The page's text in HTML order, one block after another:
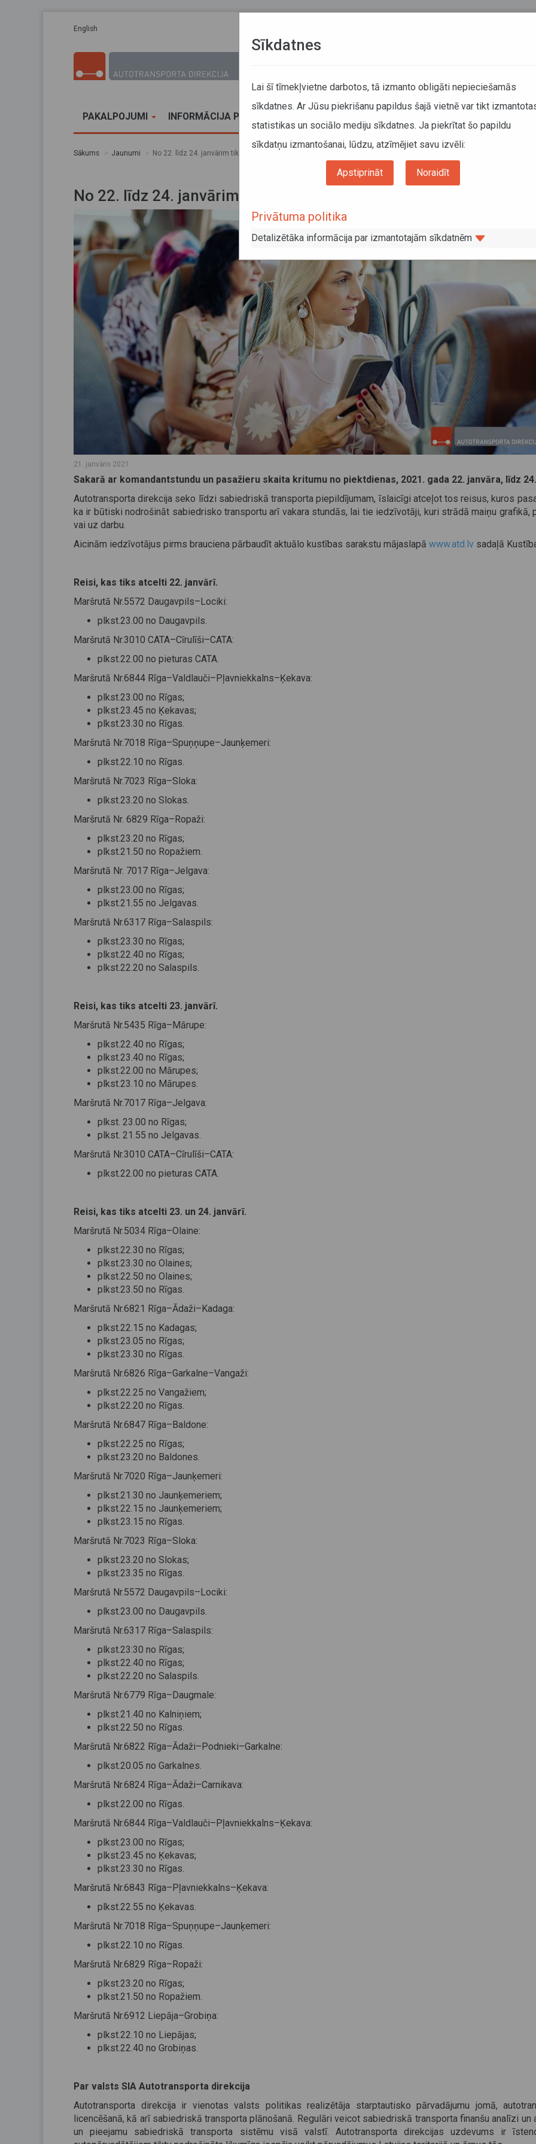
English
PAKALPOJUMI INFORMĀCIJA PĀRVADĀTĀJIEM
Sākums Jaunumi No 22. līdz 24. janvārim tiks atcelti 40 reģionālo maršrutu reisi
No 22. līdz 24. janvārim tiks atcelti 40 reģionālo maršrutu reisi
21. janvāris 2021
Sakarā ar komandantstundu un pasažieru skaita kritumu no piektdienas, 2021. gada 22. janvāra, līdz
Autotransporta direkcija seko līdzi sabiedriskā transporta piepildījumam, īslaicīgi atceļot tos reisus, kuros
ka ir būtiski nodrošināt sabiedrisko transportu arī vakara stundās, lai tie iedzīvotāji, kuri strādā maiņu grafikā,
vai uz darbu.
Aicinām iedzīvotājus pirms brauciena pārbaudīt aktuālo kustības sarakstu mājaslapā www.atd.lv sadaļā
Reisi, kas tiks atcelti 22. janvārī.
Maršrutā Nr.5572 Daugavpils–Lociki:
plkst.23.00 no Daugavpils.
Maršrutā Nr.3010 CATA–Cīrulīši–CATA:
plkst.22.00 no pieturas CATA.
Maršrutā Nr.6844 Rīga–Valdlauči–Pļavniekkalns–Ķekava:
plkst.23.00 no Rīgas;
plkst.23.45 no Ķekavas;
plkst.23.30 no Rīgas.
Maršrutā Nr.7018 Rīga–Spuņņupe–Jaunķemeri:
plkst.22.10 no Rīgas.
Maršrutā Nr.7023 Rīga–Sloka:
plkst.23.20 no Slokas.
Maršrutā Nr. 6829 Rīga–Ropaži:
plkst.23.20 no Rīgas;
plkst.21.50 no Ropažiem.
Maršrutā Nr. 7017 Rīga–Jelgava:
plkst.23.00 no Rīgas;
plkst.21.55 no Jelgavas.
Maršrutā Nr.6317 Rīga–Salaspils:
plkst.23.30 no Rīgas;
plkst.22.40 no Rīgas;
plkst.22.20 no Salaspils.
Reisi, kas tiks atcelti 23. janvārī.
Maršrutā Nr.5435 Rīga–Mārupe:
plkst.22.40 no Rīgas;
plkst.23.40 no Rīgas;
plkst.22.00 no Mārupes;
plkst.23.10 no Mārupes.
Maršrutā Nr.7017 Rīga–Jelgava:
plkst. 23.00 no Rīgas;
plkst. 21.55 no Jelgavas.
Maršrutā Nr.3010 CATA–Cīrulīši–CATA:
plkst.22.00 no pieturas CATA.
Reisi, kas tiks atcelti 23. un 24. janvārī.
Maršrutā Nr.5034 Rīga–Olaine:
plkst.22.30 no Rīgas;
plkst.23.30 no Olaines;
plkst.22.50 no Olaines;
plkst.23.50 no Rīgas.
Maršrutā Nr.6821 Rīga–Ādaži–Kadaga:
plkst.22.15 no Kadagas;
plkst.23.05 no Rīgas;
plkst.23.30 no Rīgas.
Maršrutā Nr.6826 Rīga–Garkalne–Vangaži:
plkst.22.25 no Vangažiem;
plkst.22.20 no Rīgas.
Maršrutā Nr.6847 Rīga–Baldone:
plkst.22.25 no Rīgas;
plkst.23.20 no Baldones.
Maršrutā Nr.7020 Rīga–Jaunķemeri:
plkst.21.30 no Jaunķemeriem;
plkst.22.15 no Jaunķemeriem;
plkst.23.15 no Rīgas.
Maršrutā Nr.7023 Rīga–Sloka:
plkst.23.20 no Slokas;
plkst.23.35 no Rīgas.
Maršrutā Nr.5572 Daugavpils–Lociki:
plkst.23.00 no Daugavpils.
Maršrutā Nr.6317 Rīga–Salaspils:
plkst.23:30 no Rīgas;
plkst.22.40 no Rīgas;
plkst.22.20 no Salaspils.
Maršrutā Nr.6779 Rīga–Daugmale:
plkst.21.40 no Kalniņiem;
plkst.22.50 no Rīgas.
Maršrutā Nr.6822 Rīga–Ādaži–Podnieki–Garkalne:
plkst.20.05 no Garkalnes.
Maršrutā Nr.6824 Rīga–Ādaži–Carnikava:
plkst.22.00 no Rīgas.
Maršrutā Nr.6844 Rīga–Valdlauči–Pļavniekkalns–Ķekava:
plkst.23.00 no Rīgas;
plkst.23.45 no Ķekavas;
plkst.23.30 no Rīgas.
Maršrutā Nr.6843 Rīga–Pļavniekkalns–Ķekava:
plkst.22.55 no Ķekavas.
Maršrutā Nr.7018 Rīga–Spuņņupe–Jaunķemeri:
plkst.22.10 no Rīgas.
Maršrutā Nr.6829 Rīga–Ropaži:
plkst.23.20 no Rīgas;
plkst.21.50 no Ropažiem.
Maršrutā Nr.6912 Liepāja–Grobiņa:
plkst.22.10 no Liepājas;
plkst.22.40 no Grobiņas.
Par valsts SIA Autotransporta direkcija
Autotransporta direkcija ir vienotas valsts politikas realizētāja starptautisko pārvadājumu jomā,
licencēšanā, kā arī sabiedriskā transporta plānošanā. Regulāri veicot sabiedriskā transporta finanšu analīzi un
un pieejamu sabiedriskā transporta sistēmu visā valstī. Autotransporta direkcijas uzdevums ir
Sīkdatnes
Lai šī tīmekļvietne darbotos, tā izmanto obligāti nepieciešamās
sīkdatnes. Ar Jūsu piekrišanu papildus šajā vietnē var tikt
statistikas un sociālo mediju sīkdatnes. Ja piekrītat šo papildu
sīkdatņu izmantošanai, lūdzu, atzīmējiet savu izvēli:
Apstiprināt Noraidīt
Privātuma politika
Detalizētāka informācija par izmantotajām sīkdatnēm